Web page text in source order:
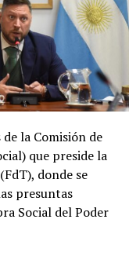
la Comisión de
que preside la
donde se
presuntas
Social del Poder